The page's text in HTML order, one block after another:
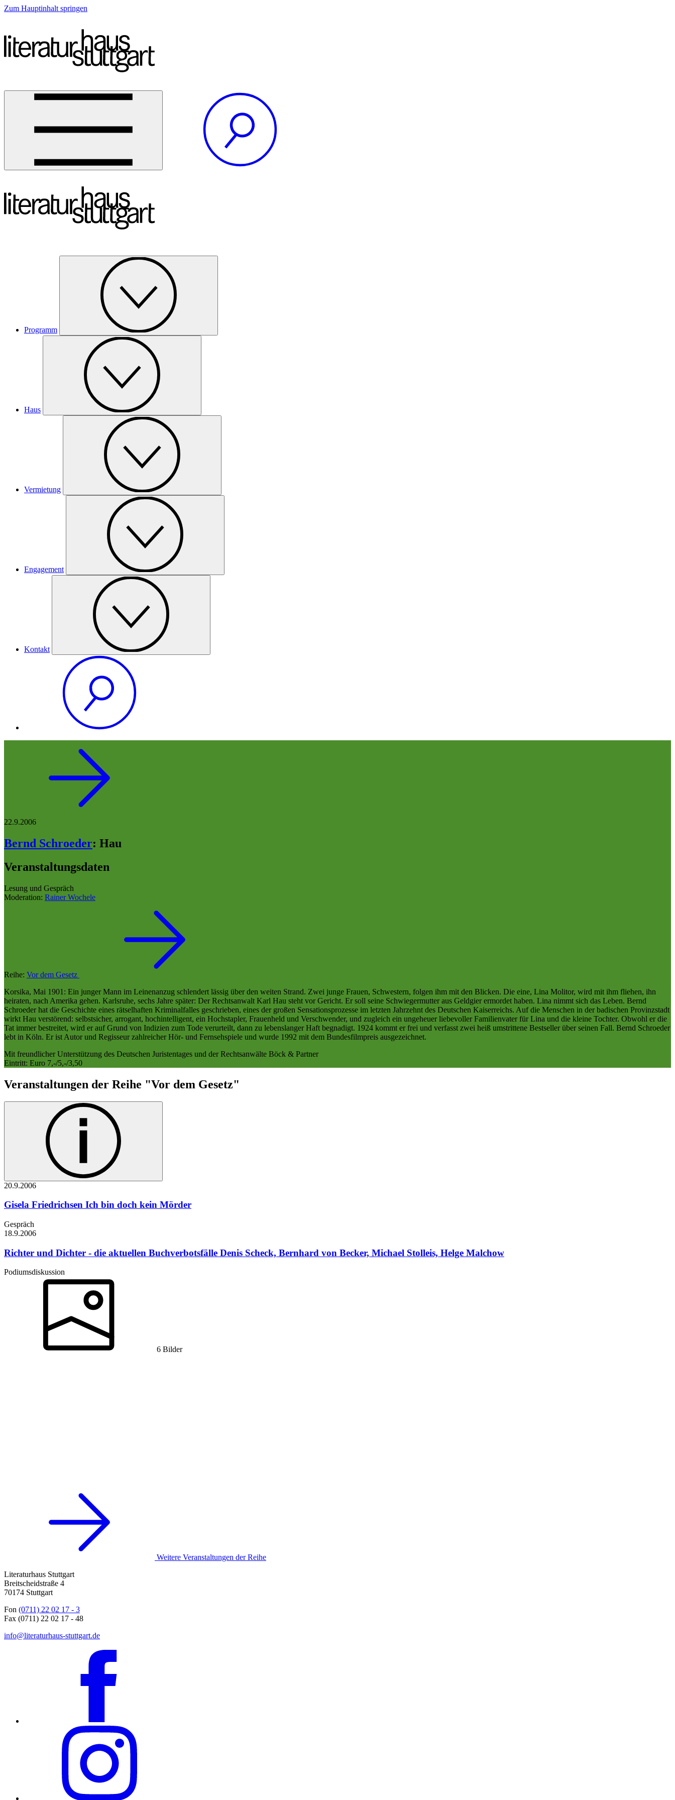
Zum Hauptinhalt springen
Programm
Haus
Vermietung
Engagement
Kontakt
22.9.2006
Bernd Schroeder: Hau
Veranstaltungsdaten
Lesung und Gespräch
Moderation: Rainer Wochele
Reihe: Vor dem Gesetz
Korsika, Mai 1901: Ein junger Mann im Leinenanzug schlendert lässig über den weiten Strand. Zwei junge Frauen, Schwestern, folgen ihm mit den Blicken. Die eine, Lina Molitor, wird mit ihm fliehen, ihn
heiraten, nach Amerika gehen. Karlsruhe, sechs Jahre später: Der Rechtsanwalt Karl Hau steht vor Gericht. Er soll seine Schwiegermutter aus Geldgier ermordet haben. Lina nimmt sich das Leben. Bernd
Schroeder hat die Geschichte eines rätselhaften Kriminalfalles geschrieben, eines der großen Sensationsprozesse im letzten Jahrzehnt des Deutschen Kaiserreichs. Auf die Menschen in der badischen Provinzstadt
wirkt Hau verstörend: selbstsicher, arrogant, hochintelligent, ein Hochstapler, Frauenheld und Verschwender, und zugleich ein ungeheuer liebevoller Familienvater für Lina und die kleine Tochter. Obwohl er die
Tat immer bestreitet, wird er auf Grund von Indizien zum Tode verurteilt, dann zu lebenslanger Haft begnadigt. 1924 kommt er frei und verfasst zwei heiß umstrittene Bestseller über seinen Fall. Bernd Schroeder
lebt in Köln. Er ist Autor und Regisseur zahlreicher Hör- und Fernsehspiele und wurde 1992 mit dem Bundesfilmpreis ausgezeichnet.
Mit freundlicher Unterstützung des Deutschen Juristentages und der Rechtsanwälte Böck & Partner
Eintritt: Euro 7,-/5,-/3,50
Veranstaltungen der Reihe "Vor dem Gesetz"
20.9.2006
Gisela Friedrichsen Ich bin doch kein Mörder
Gespräch
18.9.2006
Richter und Dichter - die aktuellen Buchverbotsfälle Denis Scheck, Bernhard von Becker, Michael Stolleis, Helge Malchow
Podiumsdiskussion
6 Bilder
Weitere Veranstaltungen der Reihe
Literaturhaus Stuttgart
Breitscheidstraße 4
70174 Stuttgart
Fon (0711) 22 02 17 - 3
Fax (0711) 22 02 17 - 48
info@literaturhaus-stuttgart.de